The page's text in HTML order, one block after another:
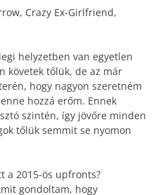
Crazy Ex-Girlfriend,
helyzetben van egyetlen
követek tőlük, de az már
hogy nagyon szeretném
hozzá erőm. Ennek
szintén, így jövőre minden
tőlük semmit se nyomon
a 2015-ös upfronts?
gondoltam, hogy